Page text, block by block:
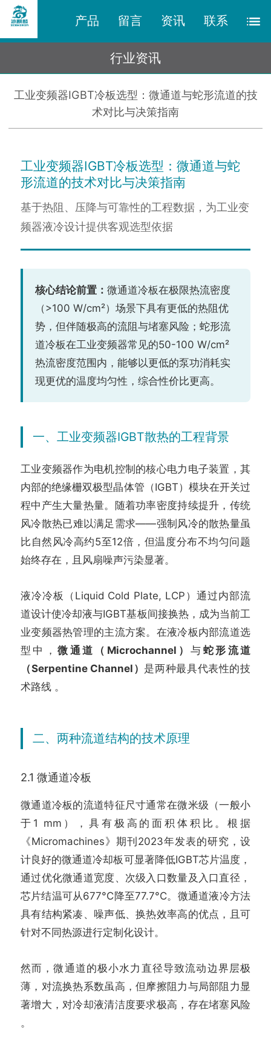
产品 留言 资讯 联系
行业资讯
工业变频器IGBT冷板选型：微通道与蛇形流道的技
术对比与决策指南
工业变频器IGBT冷板选型：微通道与蛇
形流道的技术对比与决策指南
基于热阻、压降与可靠性的工程数据，为工业变
频器液冷设计提供客观选型依据
核心结论前置： 微通道冷板在极限热流密度
（>100 W/cm²）场景下具有更低的热阻优
势，但伴随极高的流阻与堵塞风险；蛇形流
道冷板在工业变频器常见的50-100 W/cm²
热流密度范围内，能够以更低的泵功消耗实
现更优的温度均匀性，综合性价比更高。
一、工业变频器IGBT散热的工程背景
工业变频器作为电机控制的核心电力电子装置，其
内部的绝缘栅双极型晶体管（IGBT）模块在开关过
程中产生大量热量。随着功率密度持续提升，传统
风冷散热已难以满足需求——强制风冷的散热量虽
比自然风冷高约5至12倍，但温度分布不均匀问题
始终存在，且风扇噪声污染显著。
液冷冷板（Liquid Cold Plate, LCP）通过内部流
道设计使冷却液与IGBT基板间接换热，成为当前工
业变频器热管理的主流方案。在液冷板内部流道选
型中，微通道（Microchannel）与 蛇形流道
（Serpentine Channel） 是两种最具代表性的技
术路线 。
二、两种流道结构的技术原理
2.1 微通道冷板
微通道冷板的流道特征尺寸通常在微米级（一般小
于1 mm），具有极高的面积体积比。根据
《Micromachines》期刊2023年发表的研究，设
计良好的微通道冷却板可显著降低IGBT芯片温度，
通过优化微通道宽度、次级入口数量及入口直径，
芯片结温可从677°C降至77.7°C。微通道液冷方法
具有结构紧凑、噪声低、换热效率高的优点，且可
针对不同热源进行定制化设计。
然而，微通道的极小水力直径导致流动边界层极
薄，对流换热系数虽高，但摩擦阻力与局部阻力显
著增大，对冷却液清洁度要求极高，存在堵塞风险
。